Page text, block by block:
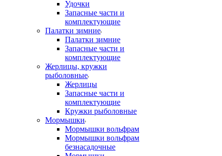
Удочки
Запасные части и
комплектующие
Палатки зимние
Палатки зимние
Запасные части и
комплектующие
Жерлицы, кружки
рыболовные
Жерлицы
Запасные части и
комплектующие
Кружки рыболовные
Мормышки
Мормышки вольфрам
Мормышки вольфрам
безнасадочные